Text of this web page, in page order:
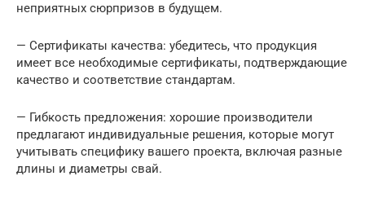
неприятных сюрпризов в будущем.
— Сертификаты качества: убедитесь, что продукция
имеет все необходимые сертификаты, подтверждающие
качество и соответствие стандартам.
— Гибкость предложения: хорошие производители
предлагают индивидуальные решения, которые могут
учитывать специфику вашего проекта, включая разные
длины и диаметры свай.